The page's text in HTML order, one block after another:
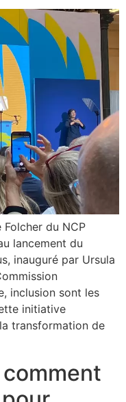
du NCP
lancement du
inauguré par Ursula
inclusion sont les
initiative
transformation de